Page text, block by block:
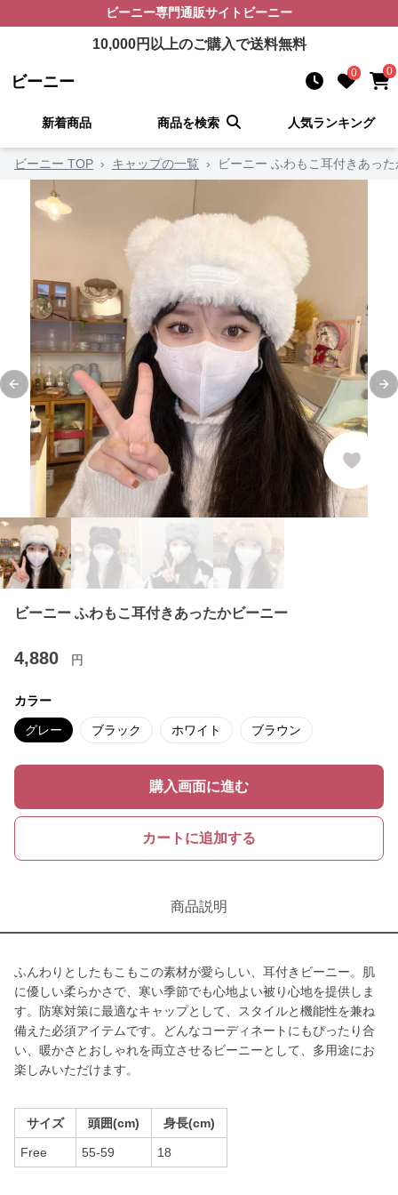
ビーニー専門通販サイト ビーニー
10,000円以上のご購入で送料無料
ビーニー 0 0
新着商品 商品を検索 人気ランキング
ビーニー TOP › キャップの一覧 › ビーニー ふわもこ耳付きあっ
Previous slide
ビーニー ふわもこ耳付きあったかビーニー
4,880 円
カラー
グレー ブラック ホワイト ブラウン
購入画面に進む
カートに追加する
商品説明
ふんわりとしたもこもこの素材が愛らしい、耳付きビーニー。肌
に優しい柔らかさで、寒い季節でも心地よい被り心地を提供しま
す。防寒対策に最適なキャップとして、スタイルと機能性を兼ね
備えた必須アイテムです。どんなコーディネートにもぴったり合
い、暖かさとおしゃれを両立させるビーニーとして、多用途にお
楽しみいただけます。
サイズ 頭囲(cm) 身長(cm)
Free 55-59 18